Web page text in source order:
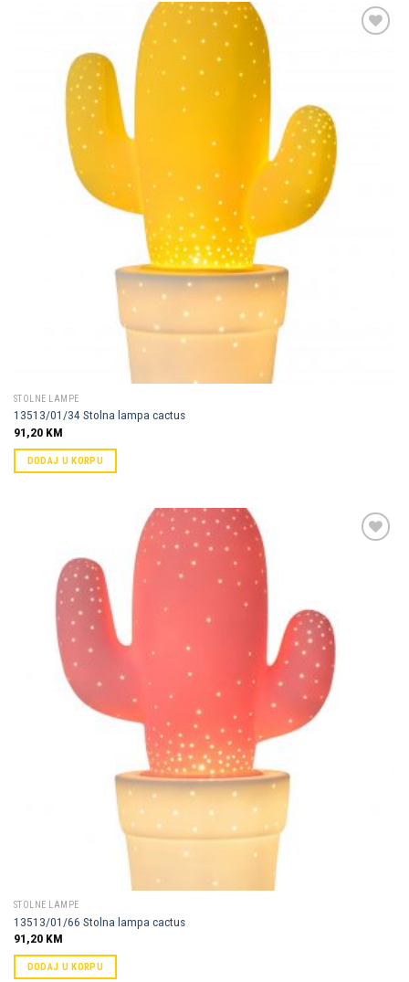
STOLNE LAMPE
13513/01/34 Stolna lampa cactus
91,20 KM
DODAJ U KORPU
STOLNE LAMPE
13513/01/66 Stolna lampa cactus
91,20 KM
DODAJ U KORPU